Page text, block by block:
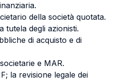
della società quotata.
tutela degli azionisti.
di acquisto e di
e MAR.
la revisione legale dei